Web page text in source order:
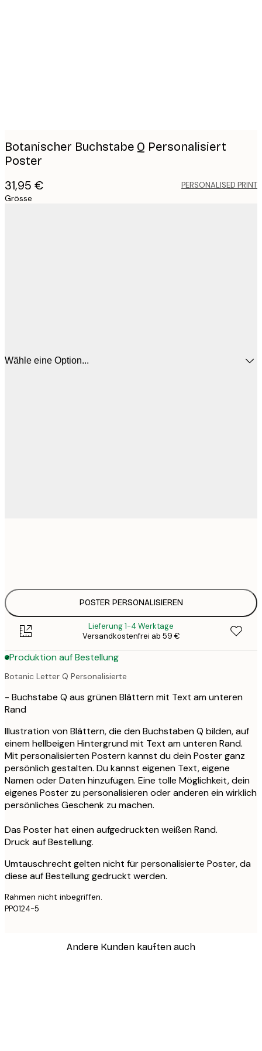
Botanischer Buchstabe Q Personalisiert
Poster
31,95 € PERSONALISED PRINT
Grösse
Wähle eine Option...
POSTER PERSONALISIEREN
Lieferung 1-4 Werktage
Versandkostenfrei ab 59 €
Produktion auf Bestellung
Botanic Letter Q Personalisierte
- Buchstabe Q aus grünen Blättern mit Text am unteren
Rand
Illustration von Blättern, die den Buchstaben Q bilden, auf
einem hellbeigen Hintergrund mit Text am unteren Rand.
Mit personalisierten Postern kannst du dein Poster ganz
persönlich gestalten. Du kannst eigenen Text, eigene
Namen oder Daten hinzufügen. Eine tolle Möglichkeit, dein
eigenes Poster zu personalisieren oder anderen ein wirklich
persönliches Geschenk zu machen.
Das Poster hat einen aufgedruckten weißen Rand.
Druck auf Bestellung.
Umtauschrecht gelten nicht für personalisierte Poster, da
diese auf Bestellung gedruckt werden.
Rahmen nicht inbegriffen.
PP0124-5
Andere Kunden kauften auch